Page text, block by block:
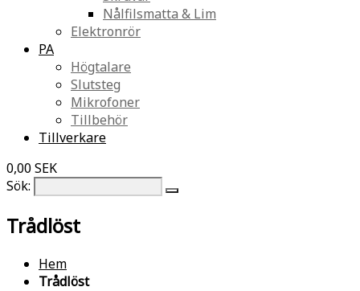
Nålfilsmatta & Lim
Elektronrör
PA
Högtalare
Slutsteg
Mikrofoner
Tillbehör
Tillverkare
0,00 SEK
Sök:
Trådlöst
Hem
Trådlöst